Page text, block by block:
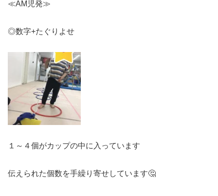
≪AM児発≫
◎数字+たぐりよせ
１～４個がカップの中に入っています
伝えられた個数を手繰り寄せしています🤔